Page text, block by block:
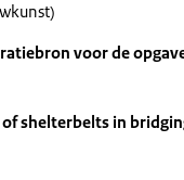
voor de
shelterbelts in